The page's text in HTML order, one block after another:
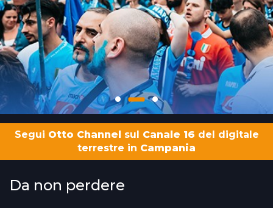
Segui Otto Channel sul Canale 16 del digitale
terrestre in Campania
Da non perdere